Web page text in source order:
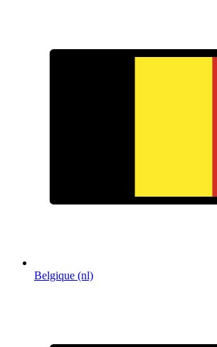
Belgique (nl)